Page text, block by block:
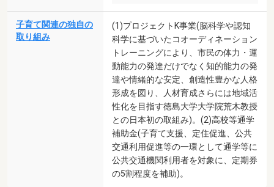
子育て関連の独自の
取り組み
(1)プロジェクトK事業(脳科学や認知
科学に基づいたコオーディネーション
トレーニングにより、市民の体力・運
動能力の発達だけでなく知的能力の発
達や情緒的な安定、創造性豊かな人格
形成を図り、人材育成さらには地域活
性化を目指す徳島大学大学院荒木教授
との日本初の取組み)。(2)高校等通学
補助金(子育て支援、定住促進、公共
交通利用促進等の一環として通学等に
公共交通機関利用者を対象に、定期券
の5割程度を補助)。